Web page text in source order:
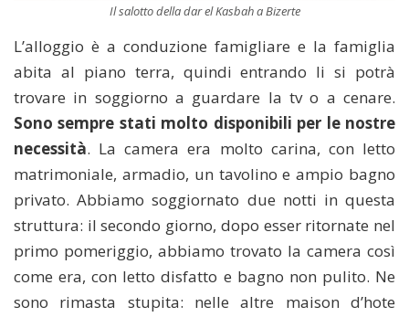
Il salotto della dar el Kasbah a Bizerte
L’alloggio è a conduzione famigliare e la famiglia
abita al piano terra, quindi entrando li si potrà
trovare in soggiorno a guardare la tv o a cenare.
Sono sempre stati molto disponibili per le nostre
necessità. La camera era molto carina, con letto
matrimoniale, armadio, un tavolino e ampio bagno
privato. Abbiamo soggiornato due notti in questa
struttura: il secondo giorno, dopo esser ritornate nel
primo pomeriggio, abbiamo trovato la camera così
come era, con letto disfatto e bagno non pulito. Ne
sono rimasta stupita: nelle altre maison d’hote